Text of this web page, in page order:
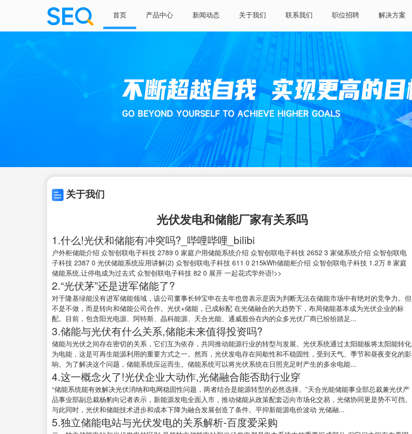
首页 产品中心 新闻动态 关于我们 联系我们 职位招聘 解决方案
关于我们
光伏发电和储能厂家有关系吗
1.什么!光伏和储能有冲突吗?_哔哩哔哩_bilibi
户外柜储能介绍 众智创联电子科技 2789 0 家庭户用储能系统介绍 众智创联电子科技 2652 3 家储系统介绍 众智创联电
子科技 2387 0 光伏储能系统应用讲解(2) 众智创联电子科技 611 0 215kWh储能柜介绍 众智创联电子科技 1.2万 8 家庭
储能系统,让停电成为过去式 众智创联电子科技 82 0 展开 一起花式学外语!>>
2.“光伏茅”还是进军储能了?
对于隆基绿能没有进军储能领域，该公司董事长钟宝申在去年也曾表示是因为判断无法在储能市场中有绝对的竞争力。但
不是不做，而是转向和储能公司合作。光伏+储能，已成标配 在光储融合的大趋势下，布局储能基本成为光伏企业的标
配。目前，包含阳光电源、阿特斯、晶科能源、天合光能、通威股份在内的众多光伏厂商已纷纷踏足...
3.储能与光伏有什么关系,储能未来值得投资吗?
储能与光伏之间存在密切的关系，它们互为依存，共同推动能源行业的转型与发展。光伏系统通过太阳能板将太阳能转化
为电能，这是可再生能源利用的重要方式之一。然而，光伏发电存在间歇性和不稳固性，受到天气、季节和昼夜变化的影
响。为了解决这个问题，储能系统应运而生。储能系统可以将光伏系统在日照充足时产生的多余电能...
4.这一概念火了!光伏企业大动作,光储融合能否助行业穿
“储能系统能有效解决光伏消纳和电网稳固性问题，两者结合是能源转型的必然选择。”天合光能储能事业部总裁兼光伏产
品事业部副总裁杨豹向记者表示，新能源发电全面入市，推动储能从政策配套迈向市场化交易，光储协同更是势不可挡。
与此同时，光伏和储能技术进步和成本下降为融合发展创造了条件。平抑新能源电价波动 光储融...
5.独立储能电站与光伏发电的关系解析-百度爱采购